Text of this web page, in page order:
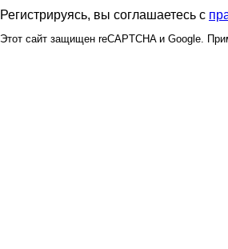
Регистрируясь, вы соглашаетесь с
Этот сайт защищен reCAPTCHA и Google.